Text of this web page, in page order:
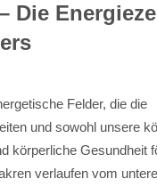
Die
Felder, die die
und sowohl unsere
körperliche Gesundheit
verlaufen vom